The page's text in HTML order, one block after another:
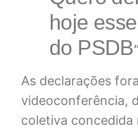
hoje
do PSDB“
As declarações
videoconferência,
coletiva concedida